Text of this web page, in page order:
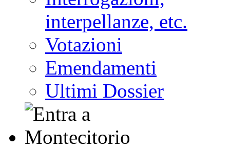
interpellanze, etc.
Votazioni
Emendamenti
Ultimi Dossier